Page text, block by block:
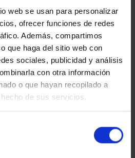
web se usan para personalizar
ofrecer funciones de redes
Además, compartimos
que haga del sitio web con
sociales, publicidad y análisis
con otra información
o que hayan recopilado a
de sus servicios.
PICASSO (2023) ONZA
"ARLEQUÍN (LEÓNIDE)"
163,00 €